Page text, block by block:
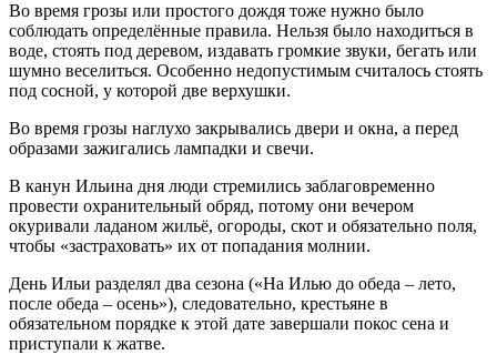
Во время грозы или простого дождя тоже нужно было
соблюдать определённые правила. Нельзя было находиться в
воде, стоять под деревом, издавать громкие звуки, бегать или
шумно веселиться. Особенно недопустимым считалось стоять
под сосной, у которой две верхушки.
Во время грозы наглухо закрывались двери и окна, а перед
образами зажигались лампадки и свечи.
В канун Ильина дня люди стремились заблаговременно
провести охранительный обряд, потому они вечером
окуривали ладаном жильё, огороды, скот и обязательно поля,
чтобы «застраховать» их от попадания молнии.
День Ильи разделял два сезона («На Илью до обеда – лето,
после обеда – осень»), следовательно, крестьяне в
обязательном порядке к этой дате завершали покос сена и
приступали к жатве.